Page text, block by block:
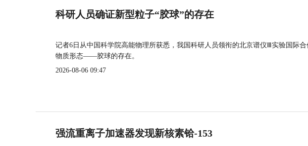
科研人员确证新型粒子“胶球”的存在
记者6日从中国科学院高能物理所获悉，我国科研人员领衔的北京谱仪Ⅲ实验国际
物质形态——胶球的存在。
2026-08-06 09:47
强流重离子加速器发现新核素铪-153